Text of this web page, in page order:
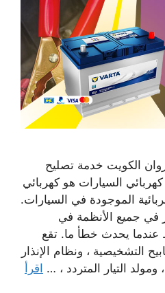
الكويت خدمة تصليح
السيارات هو كهربائي
الموجودة في السيارات.
في جميع الأنظمة في
عندما يحدث خطأ ما. تقع
التشخيصية ، ونظام الإنذار
ومولد التيار المتردد ، … اقرأ